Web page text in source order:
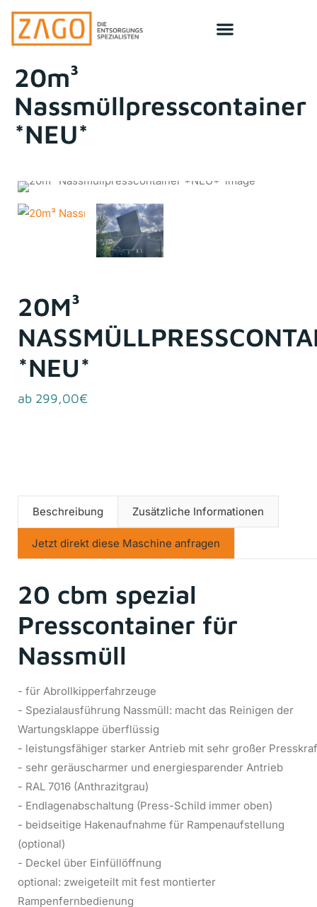
20m³
Nassmüllpresscontainer
*NEU*
20M³
*NEU*
ab 299,00€
Beschreibung Zusätzliche Informationen
Jetzt direkt diese Maschine anfragen
20 cbm spezial
Presscontainer für
Nassmüll
- für Abrollkipperfahrzeuge
- Spezialausführung Nassmüll: macht das Reinigen der
Wartungsklappe überflüssig
- leistungsfähiger starker Antrieb mit sehr großer
- sehr geräuscharmer und energiesparender Antrieb
- RAL 7016 (Anthrazitgrau)
- Endlagenabschaltung (Press-Schild immer oben)
- beidseitige Hakenaufnahme für Rampenaufstellung
(optional)
- Deckel über Einfüllöffnung
optional: zweigeteilt mit fest montierter
Rampenfernbedienung